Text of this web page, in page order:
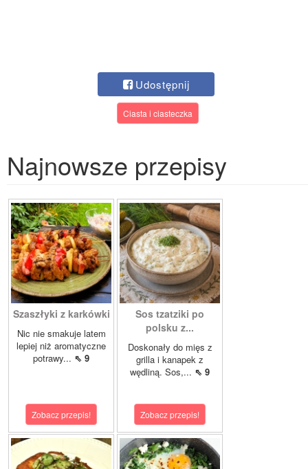
Udostępnij
Ciasta i ciasteczka
Najnowsze przepisy
Szaszłyki z karkówki
Nic nie smakuje latem
lepiej niż aromatyczne
potrawy... ⇖ 9
Zobacz przepis!
Sos tzatziki po
polsku z...
Doskonały do mięs z
grilla i kanapek z
wędliną. Sos,... ⇖ 9
Zobacz przepis!